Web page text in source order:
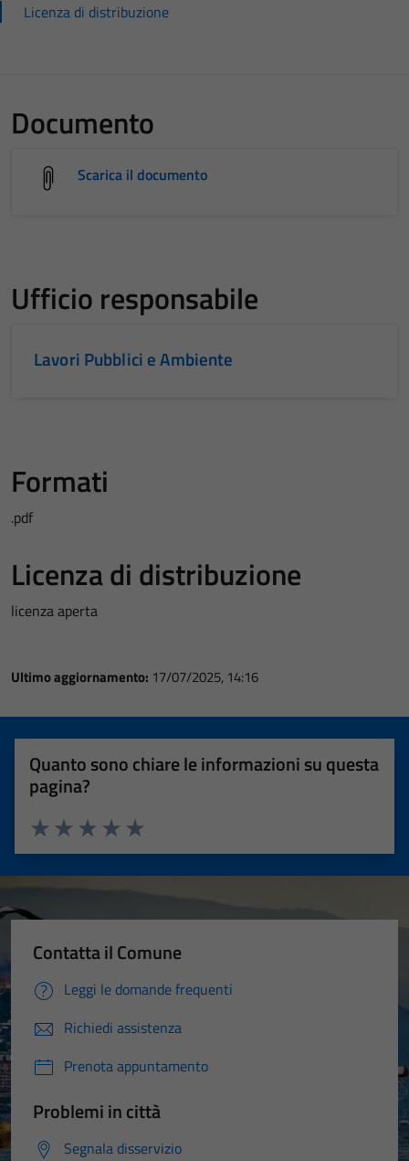
Licenza di distribuzione
Documento
Scarica il documento
Ufficio responsabile
Lavori Pubblici e Ambiente
Formati
.pdf
Licenza di distribuzione
licenza aperta
Ultimo aggiornamento: 17/07/2025, 14:16
Quanto sono chiare le informazioni su questa
pagina?
Valuta 5 stelle su 5
Valuta 4 stelle su 5
Valuta 3 stelle su 5
Valuta 2 stelle su 5
Valuta 1 stelle su 5
Contatta il Comune
Leggi le domande frequenti
Richiedi assistenza
Prenota appuntamento
Problemi in città
Segnala disservizio